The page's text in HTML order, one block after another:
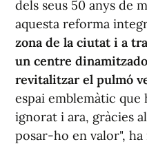
dels seus 50 anys de
aquesta reforma
zona de la ciutat i a
un centre
revitalitzar el pulmó
espai emblemàtic que
ignorat i ara, gràcies
posar-ho en valor",